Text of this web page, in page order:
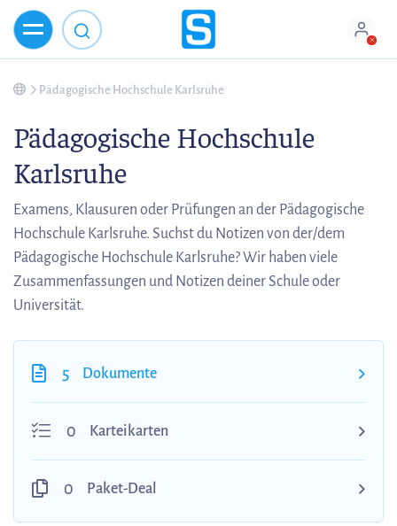
Pädagogische Hochschule Karlsruhe
Pädagogische Hochschule
Karlsruhe
Examens, Klausuren oder Prüfungen an der Pädagogische
Hochschule Karlsruhe. Suchst du Notizen von der/dem
Pädagogische Hochschule Karlsruhe? Wir haben viele
Zusammenfassungen und Notizen deiner Schule oder
Universität.
5 Dokumente
0 Karteikarten
0 Paket-Deal